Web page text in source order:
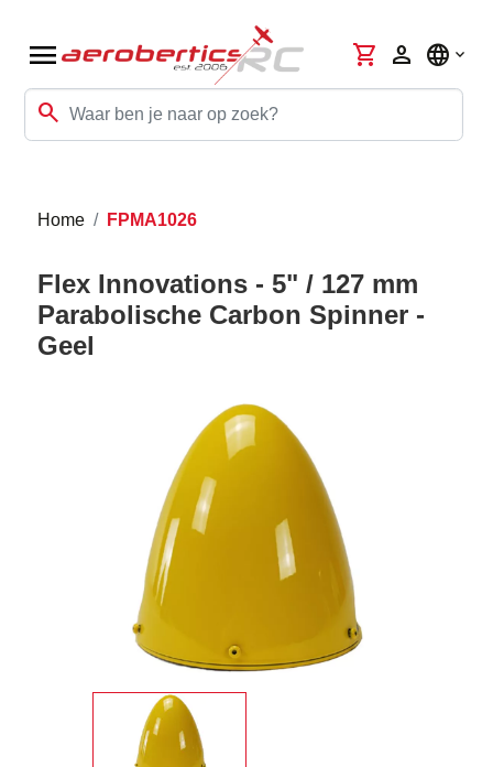
menu
search
shopping_cart person language
Home FPMA1026
Flex Innovations - 5" / 127 mm
Parabolische Carbon Spinner -
Geel